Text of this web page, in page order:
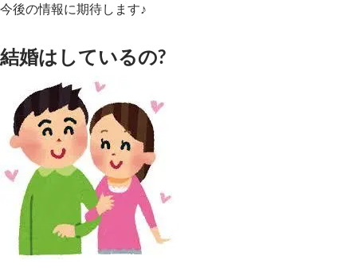
今後の情報に期待します♪
結婚はしているの?